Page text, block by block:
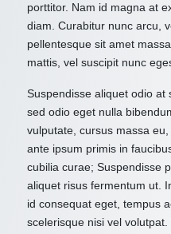
porttitor. Nam id magna at
diam. Curabitur nunc arcu,
pellentesque sit amet
mattis, vel suscipit nunc
Suspendisse aliquet odio at
sed odio eget nulla
vulputate, cursus massa
ante ipsum primis in
cubilia curae; Suspendisse
aliquet risus fermentum ut.
id consequat eget, tempus
scelerisque nisi vel